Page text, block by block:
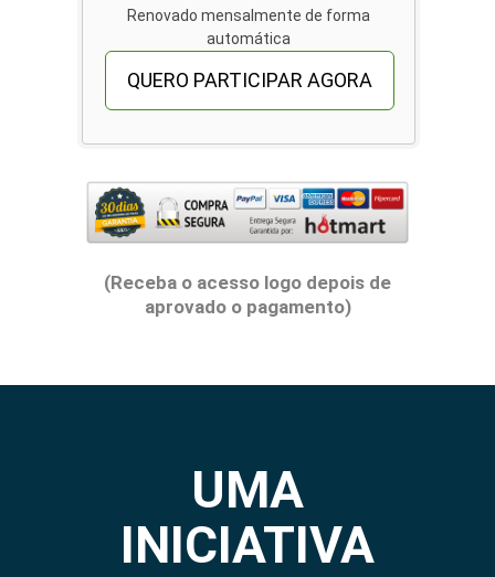
Renovado mensalmente de forma
automática
QUERO PARTICIPAR AGORA
(Receba o acesso logo depois de
aprovado o pagamento)
UMA
INICIATIVA